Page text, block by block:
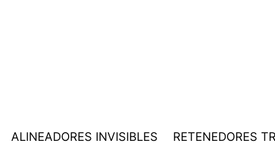
ALINEADORES INVISIBLES RETENEDORES